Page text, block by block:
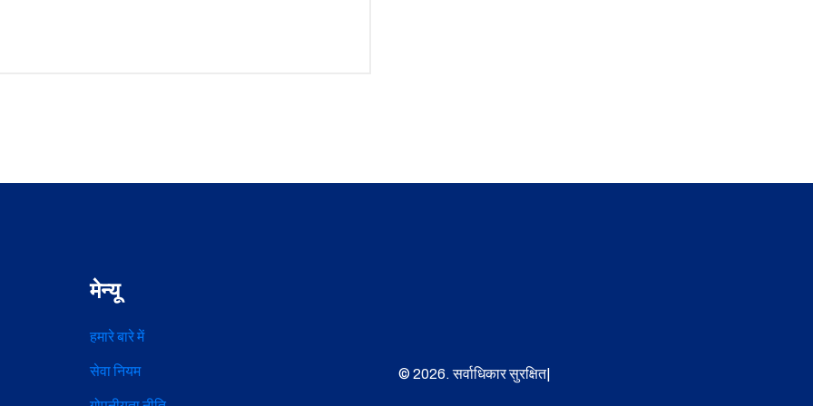
मेन्यू
हमारे बारे में
सेवा नियम © 2026. सर्वाधिकार सुरक्षित|